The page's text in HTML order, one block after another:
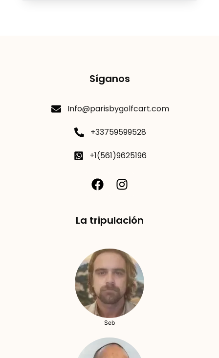
Síganos
Info@parisbygolfcart.com
+33759599528
+1(561)9625196
La tripulación
Seb